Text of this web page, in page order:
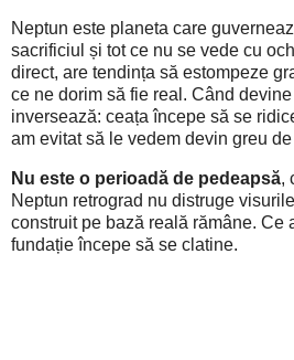
Neptun este planeta care
sacrificiul și tot ce nu se vede cu
direct, are tendința să estompeze
ce ne dorim să fie real. Când
inversează: ceața începe să se
am evitat să le vedem devin greu
Nu este o perioadă de pedeapsă,
Neptun retrograd nu distruge
construit pe bază reală rămâne. Ce
fundație începe să se clatine.